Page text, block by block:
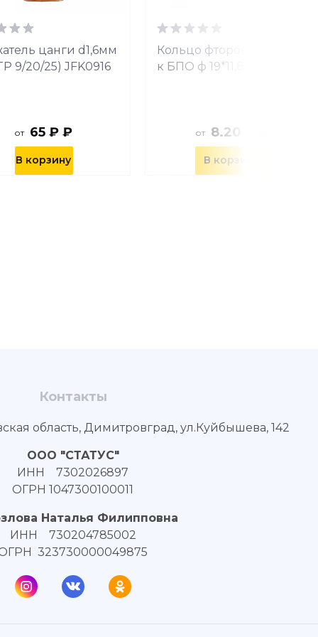
цанги d1,6мм
9/20/25) JFK0916
от 65 ₽ ₽
В корзину
Кольцо фторопластовое
к БПО ф 19*11,8*2
от 8.20 ₽ ₽
В корзину
Контакты
область, Димитровград, ул.Куйбышева, 142
ООО "СТАТУС"
ИНН 7302026897
ОГРН 1047300100011
Наталья Филипповна
ИНН 730204785002
323730000049875